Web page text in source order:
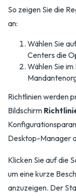
So zeigen Sie die
an:
Wählen Sie
Centers die
Wählen Sie
Richtlinien werden
Bildschirm
Desktop-Manager
Klicken Sie auf die
um eine kurze
anzuzeigen. Der